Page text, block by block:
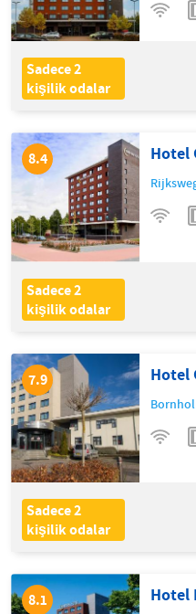
8.1 Hotel
7.9 Hotel
Sadece 2
kişilik odalar
8.4 Hotel
Sadece 2
kişilik odalar
Sadece 2
kişilik odalar